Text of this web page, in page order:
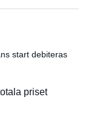
start debiteras
priset